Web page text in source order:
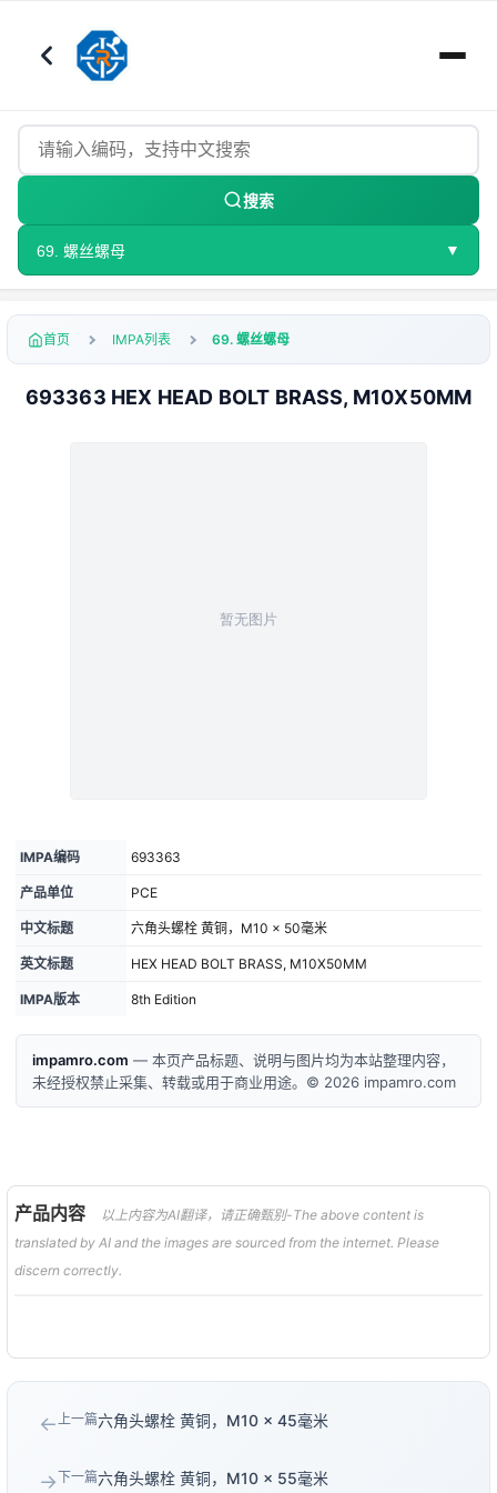
搜索
69. 螺丝螺母 ▼
首页 IMPA列表 69. 螺丝螺母
693363 HEX HEAD BOLT BRASS, M10X50MM
IMPA编码 693363
产品单位 PCE
中文标题 六角头螺栓 黄铜，M10 × 50毫米
英文标题 HEX HEAD BOLT BRASS, M10X50MM
IMPA版本 8th Edition
impamro.com — 本页产品标题、说明与图片均为本站整理内容，
未经授权禁止采集、转载或用于商业用途。© 2026 impamro.com
产品内容
以上内容为AI翻译，请正确甄别-The above content is
translated by AI and the images are sourced from the internet. Please
discern correctly.
←上一篇六角头螺栓 黄铜，M10 × 45毫米
→下一篇六角头螺栓 黄铜，M10 × 55毫米